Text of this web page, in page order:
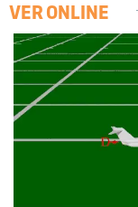
VER ONLINE